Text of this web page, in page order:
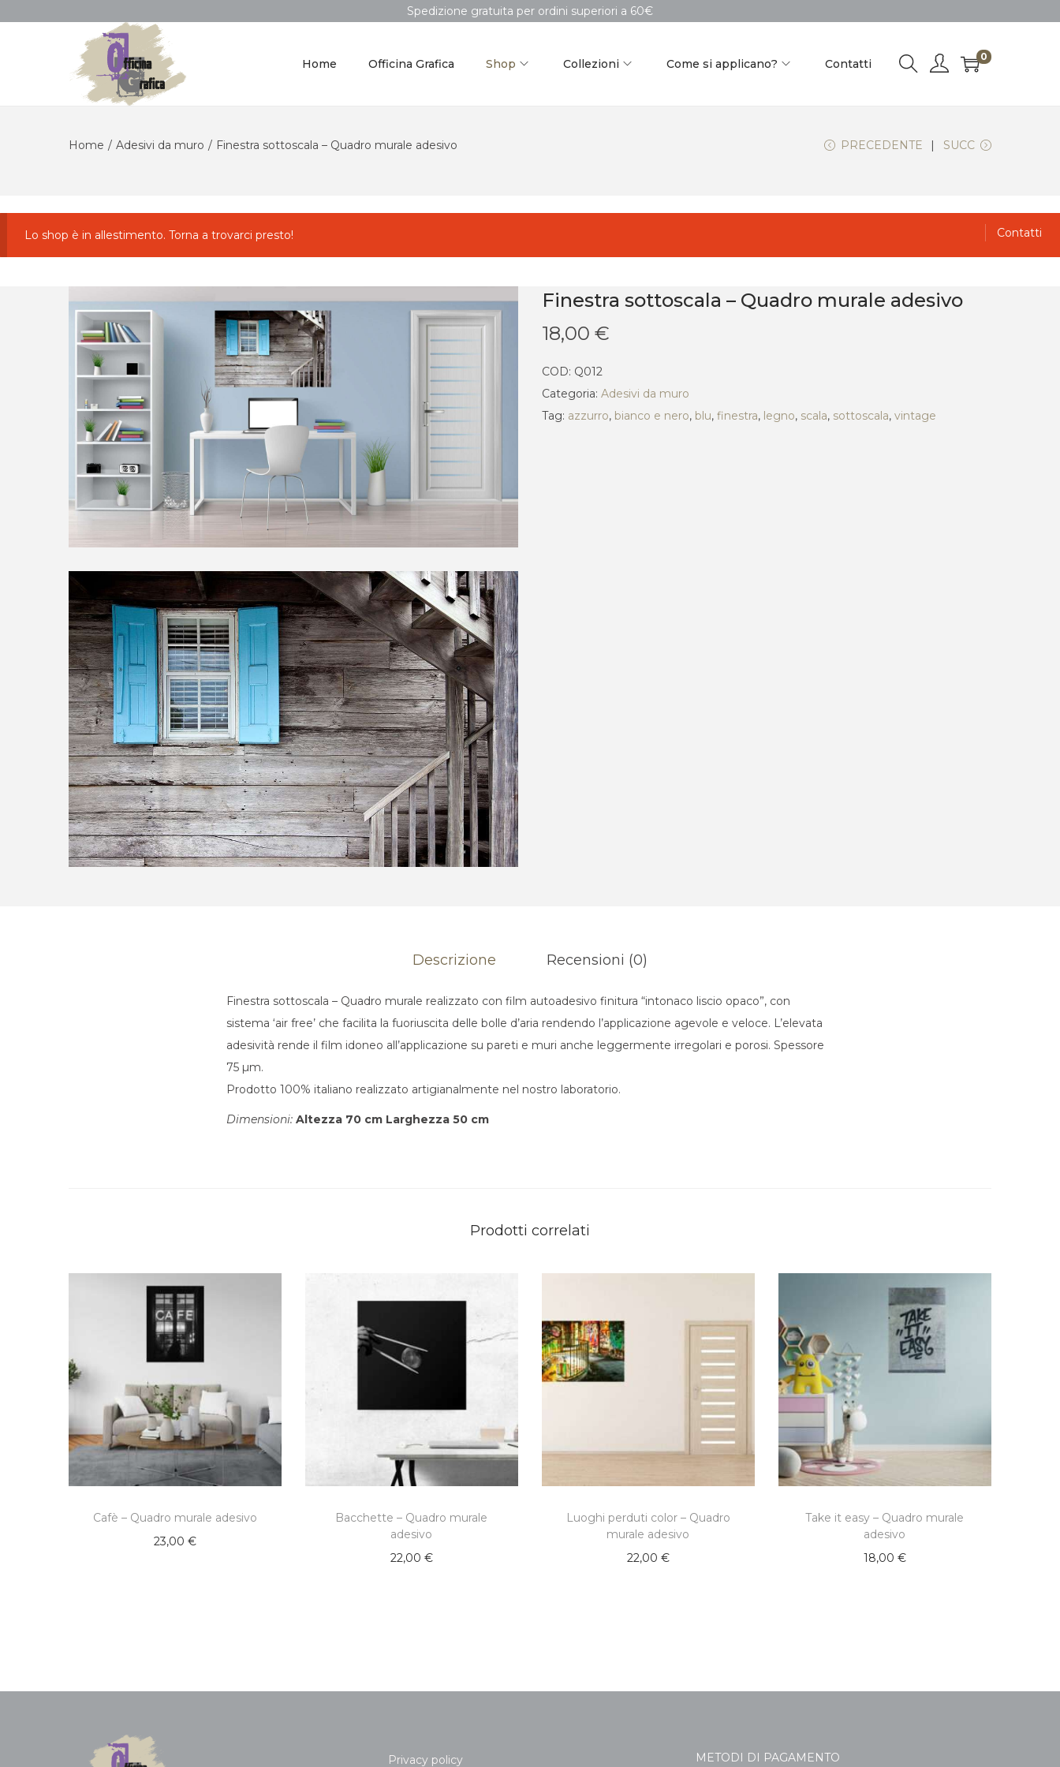
Spedizione gratuita per ordini superiori a 60€
Home Officina Grafica Shop Collezioni Come si applicano? Contatti
0
Home / Adesivi da muro / Finestra sottoscala – Quadro murale adesivo PRECEDENTE SUCC
Contatti
Lo shop è in allestimento. Torna a trovarci presto!
Finestra sottoscala – Quadro murale adesivo
18,00 €
COD: Q012
Categoria: Adesivi da muro
Tag: azzurro, bianco e nero, blu, finestra, legno, scala, sottoscala, vintage
Descrizione Recensioni (0)
Finestra sottoscala – Quadro murale realizzato con film autoadesivo finitura “intonaco liscio opaco”, con
sistema ‘air free’ che facilita la fuoriuscita delle bolle d’aria rendendo l’applicazione agevole e veloce. L’elevata
adesività rende il film idoneo all’applicazione su pareti e muri anche leggermente irregolari e porosi. Spessore
75 µm.
Prodotto 100% italiano realizzato artigianalmente nel nostro laboratorio.
Dimensioni: Altezza 70 cm Larghezza 50 cm
Prodotti correlati
Cafè – Quadro murale adesivo
23,00 €
Bacchette – Quadro murale
adesivo
22,00 €
Luoghi perduti color – Quadro
murale adesivo
22,00 €
Take it easy – Quadro murale
adesivo
18,00 €
Privacy policy METODI DI PAGAMENTO